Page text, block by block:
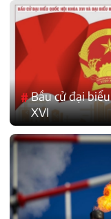
#Bầu cử đại
XVI